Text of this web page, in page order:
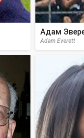
Адам
Adam Everett